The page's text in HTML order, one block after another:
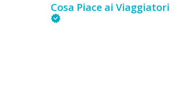
Cosa Piace ai Viaggiatori
Le casette sono molto spaziose. Tutte hanno il
cani. I ristoranti indicati da Brunella accolgono